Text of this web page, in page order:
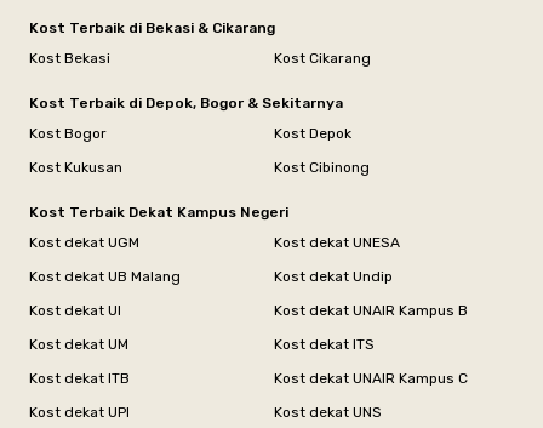
Kost Terbaik di Bekasi & Cikarang
Kost Bekasi
Kost Cikarang
Kost Terbaik di Depok, Bogor & Sekitarnya
Kost Bogor
Kost Depok
Kost Kukusan
Kost Cibinong
Kost Terbaik Dekat Kampus Negeri
Kost dekat UGM
Kost dekat UNESA
Kost dekat UB Malang
Kost dekat Undip
Kost dekat UI
Kost dekat UNAIR Kampus B
Kost dekat UM
Kost dekat ITS
Kost dekat ITB
Kost dekat UNAIR Kampus C
Kost dekat UPI
Kost dekat UNS